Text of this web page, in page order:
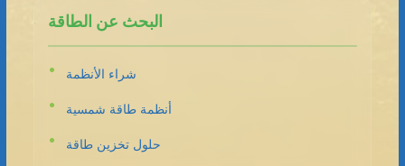
البحث عن الطاقة
شراء الأنظمة
أنظمة طاقة شمسية
حلول تخزين طاقة